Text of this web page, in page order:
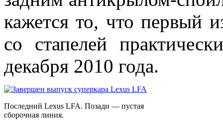
кажется то, что первый
со стапелей
декабря 2010 года.
Последний Lexus LFA. Позади — пустая
сборочная линия.